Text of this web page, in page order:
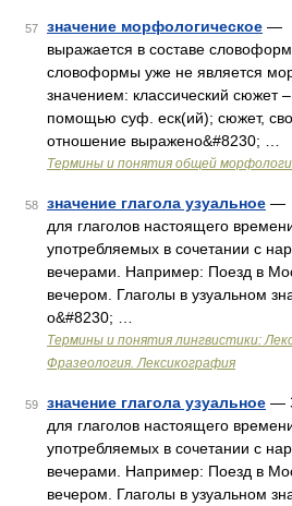
57 значение морфологическое —
выражается в составе
словоформы уже не является
значением: классический сюжет
помощью суф. еск(ий); сюжет,
отношение выражено&#8230; …
Термины и понятия общей
58 значение глагола узуальное —
для глаголов настоящего
употребляемых в сочетании с
вечерами. Например: Поезд в
вечером. Глаголы в узуальном
о&#8230; …
Термины и понятия лингвистики:
Фразеология. Лексикография
59 значение глагола узуальное —
для глаголов настоящего
употребляемых в сочетании с
вечерами. Например: Поезд в
вечером. Глаголы в узуальном